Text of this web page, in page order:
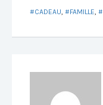
CADEAU FAMILLE